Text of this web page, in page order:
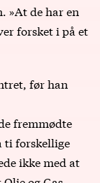
»At de har en
forsket i på et
før han
fremmødte
ti forskellige
ikke med at